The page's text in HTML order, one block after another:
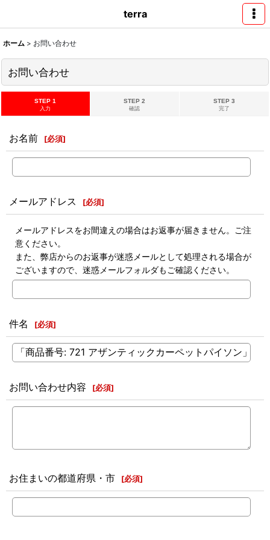
terra
ホーム > お問い合わせ
お問い合わせ
STEP 1
入力
STEP 2
確認
STEP 3
完了
お名前 [必須]
メールアドレス [必須]
メールアドレスをお間違えの場合はお返事が届きません。ご注
意ください。
また、弊店からのお返事が迷惑メールとして処理される場合が
ございますので、迷惑メールフォルダもご確認ください。
件名 [必須]
お問い合わせ内容 [必須]
お住まいの都道府県・市 [必須]